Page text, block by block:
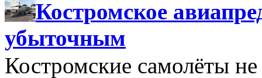
Костромское
убыточным
Костромские самолёты